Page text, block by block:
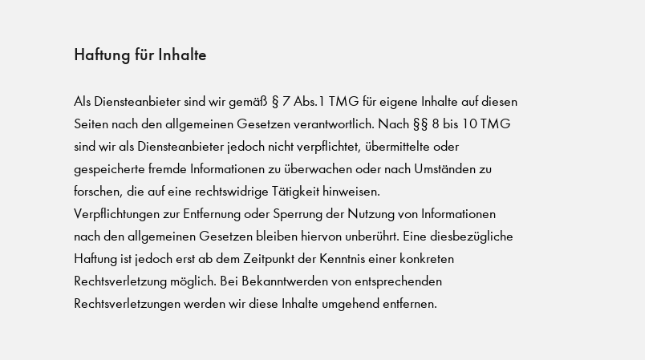
Haftung für Inhalte
Als Diensteanbieter sind wir gemäß § 7 Abs.1 TMG für eigene Inhalte auf diesen
Seiten nach den allgemeinen Gesetzen verantwortlich. Nach §§ 8 bis 10 TMG
sind wir als Diensteanbieter jedoch nicht verpflichtet, übermittelte oder
gespeicherte fremde Informationen zu überwachen oder nach Umständen zu
forschen, die auf eine rechtswidrige Tätigkeit hinweisen.
Verpflichtungen zur Entfernung oder Sperrung der Nutzung von Informationen
nach den allgemeinen Gesetzen bleiben hiervon unberührt. Eine diesbezügliche
Haftung ist jedoch erst ab dem Zeitpunkt der Kenntnis einer konkreten
Rechtsverletzung möglich. Bei Bekanntwerden von entsprechenden
Rechtsverletzungen werden wir diese Inhalte umgehend entfernen.